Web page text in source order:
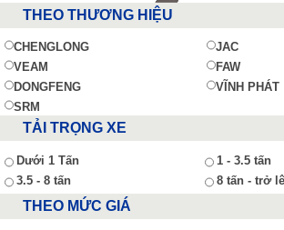
THEO THƯƠNG HIỆU
CHENGLONG
JAC
VEAM
FAW
DONGFENG
VĨNH PHÁT
SRM
TẢI TRỌNG XE
Dưới 1 Tấn
1 - 3.5 tấn
3.5 - 8 tấn
8 tấn - trở
THEO MỨC GIÁ